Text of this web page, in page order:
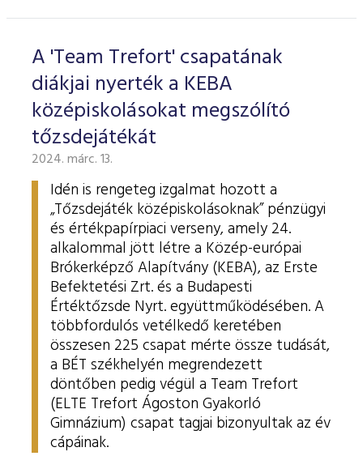
A 'Team Trefort' csapatának
diákjai nyerték a KEBA
középiskolásokat megszólító
tőzsdejátékát
2024. márc. 13.
Idén is rengeteg izgalmat hozott a
„Tőzsdejáték középiskolásoknak” pénzügyi
és értékpapírpiaci verseny, amely 24.
alkalommal jött létre a Közép-európai
Brókerképző Alapítvány (KEBA), az Erste
Befektetési Zrt. és a Budapesti
Értéktőzsde Nyrt. együttműködésében. A
többfordulós vetélkedő keretében
összesen 225 csapat mérte össze tudását,
a BÉT székhelyén megrendezett
döntőben pedig végül a Team Trefort
(ELTE Trefort Ágoston Gyakorló
Gimnázium) csapat tagjai bizonyultak az év
cápáinak.